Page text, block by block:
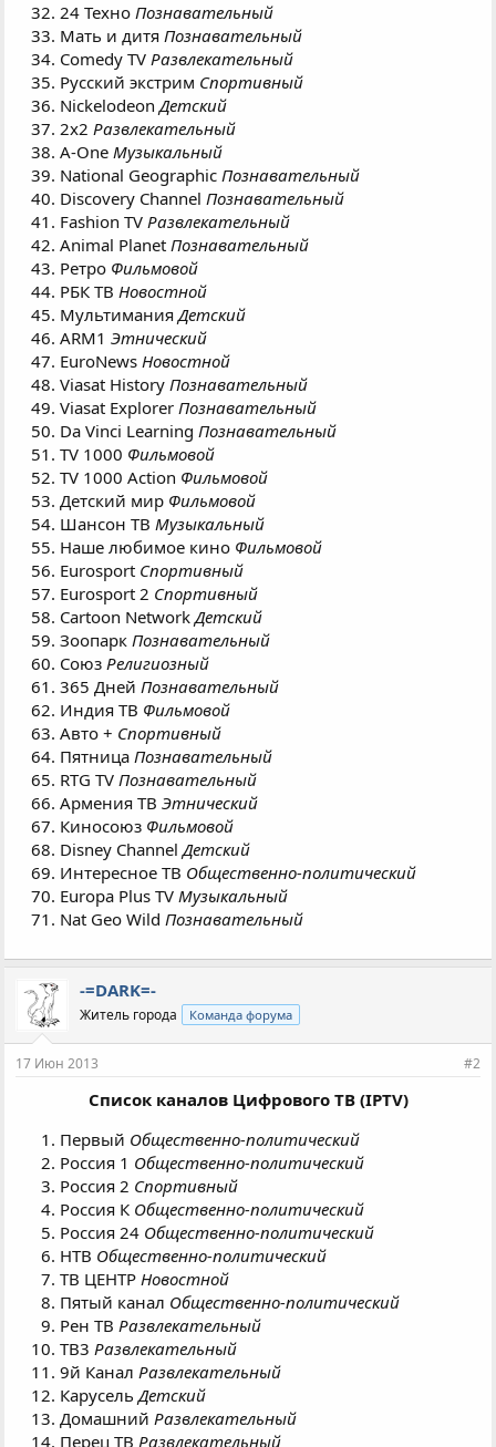
24 ТехноПознавательный
Мать и дитяПознавательный
Comedy TVРазвлекательный
Русский экстрим Спортивный
NickelodeonДетский
2х2Развлекательный
A-OneМузыкальный
National GeographicПознавательный
Discovery ChannelПознавательный
Fashion TVРазвлекательный
Animal PlanetПознавательный
Ретро Фильмовой
РБК ТВНовостной
МультиманияДетский
ARM1Этнический
EuroNewsНовостной
Viasat HistoryПознавательный
Viasat ExplorerПознавательный
Da Vinci LearningПознавательный
TV 1000 Фильмовой
TV 1000 Action Фильмовой
Детский мир Фильмовой
Шансон ТВМузыкальный
Наше любимое кино Фильмовой
Eurosport Спортивный
Eurosport 2 Спортивный
Cartoon NetworkДетский
ЗоопаркПознавательный
СоюзРелигиозный
365 ДнейПознавательный
Индия ТВ Фильмовой
Авто + Спортивный
ПятницаПознавательный
RTG TVПознавательный
Армения ТВЭтнический
Киносоюз Фильмовой
Disney ChannelДетский
Интересное ТВ Общественно-политический
Europa Plus TVМузыкальный
Nat Geo WildПознавательный
-=DARK=-
Житель города Команда форума
17 Июн 2013 #2
Список каналов Цифрового ТВ (IPTV)
Первый Общественно-политический
Россия 1 Общественно-политический
Россия 2 Спортивный
Россия К Общественно-политический
Россия 24 Общественно-политический
НТВ Общественно-политический
ТВ ЦЕНТРНовостной
Пятый канал Общественно-политический
Рен ТВРазвлекательный
ТВ3Развлекательный
9й КаналРазвлекательный
КарусельДетский
ДомашнийРазвлекательный
Перец ТВ Развлекательный